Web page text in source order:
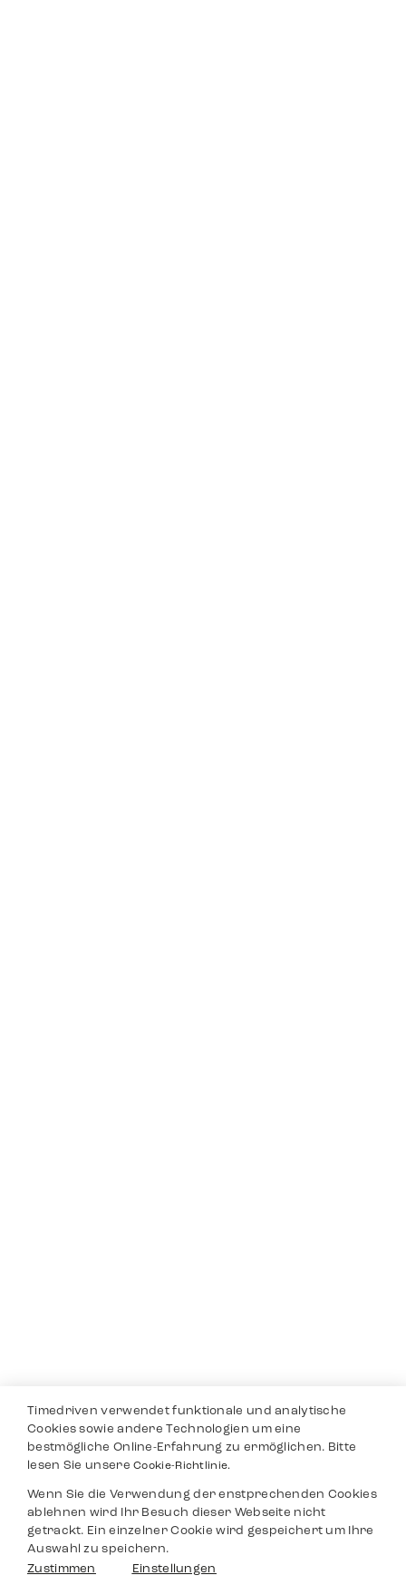
Timedriven verwendet funktionale und analytische
Cookies sowie andere Technologien um eine
bestmögliche Online-Erfahrung zu ermöglichen. Bitte
lesen Sie unsereCookie-Richtlinie.
Wenn Sie die Verwendung der enstprechenden Cookies
ablehnen wird Ihr Besuch dieser Webseite nicht
getrackt. Ein einzelner Cookie wird gespeichert um Ihre
Auswahl zu speichern.
Zustimmen
Einstellungen